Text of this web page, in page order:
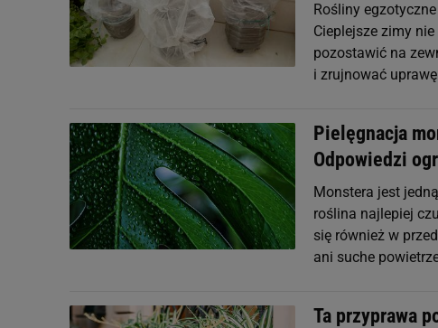
Rośliny
Cieplejsze zimy
pozostawić na
i zrujnować
Pielęgnacja
Odpowiedzi
Monstera jest
roślina najlepiej
się również w
ani suche
Ta przyprawa